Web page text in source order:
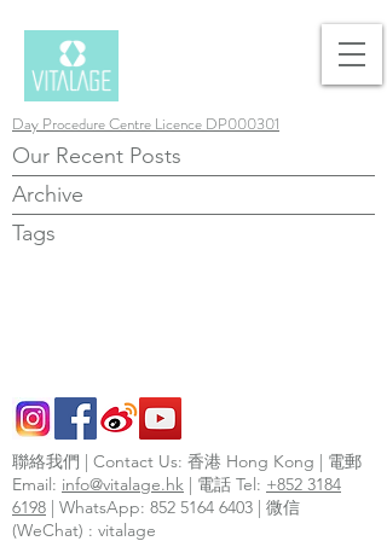
Day Procedure Centre Licence DP000301
Our Recent Posts
Archive
Tags
聯絡我們 | Contact Us: 香港 Hong Kong | 電郵
Email: info@vitalage.hk | 電話 Tel: +852 3184
6198 | WhatsApp: 852 5164 6403 | 微信
(WeChat) : vitalage